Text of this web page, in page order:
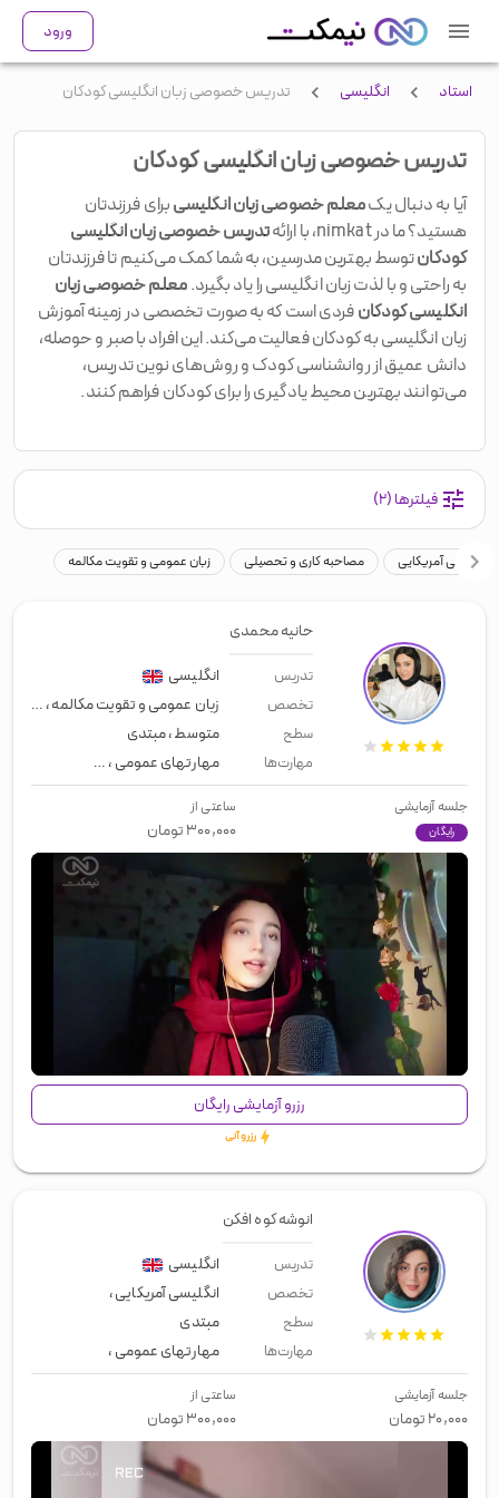
ورود
استاد انگلیسی تدریس خصوصی زبان انگلیسی کودکان
تدریس خصوصی زبان انگلیسی کودکان
آیا به دنبال یکمعلم خصوصی زبان انگلیسیبرای فرزندتان
هستید؟ ما در nimkat، با ارائه
تدریس خصوصی زبان انگلیسی
کودکانتوسط بهترین مدرسین، به شما کمک می‌کنیم تا فرزندتان
به راحتی و با لذت زبان انگلیسی را یاد بگیرد.معلم خصوصی زبان
انگلیسی کودکانفردی است که به صورت تخصصی در زمینه آموزش
زبان انگلیسی به کودکان فعالیت می‌کند. این افراد با صبر و حوصله،
دانش عمیق از روانشناسی کودک و روش‌های نوین تدریس،
می‌توانند بهترین محیط یادگیری را برای کودکان فراهم کنند.
فیلترها(۲)
انگلیسی آمریکایی مصاحبه کاری و تحصیلی زبان عمومی و تقویت مکالمه
حانیه محمدی
تدریس انگلیسی
تخصص زبان عمومی و تقویت مکالمه،معلم
سطح متوسط،مبتدی
مهارت‌ها مهارتهای عمومی،زبان عمومی
جلسه آزمایشی
رایگان
ساعتی از
۳۰۰,۰۰۰تومان
00:00/00:43
رزرو آزمایشی رایگان
رزرو آنی
انوشه کوه افکن
تدریس انگلیسی
تخصص انگلیسی آمریکایی،
سطح مبتدی
مهارت‌ها مهارتهای عمومی،
جلسه آزمایشی
۲۰,۰۰۰تومان
ساعتی از
۳۰۰,۰۰۰تومان